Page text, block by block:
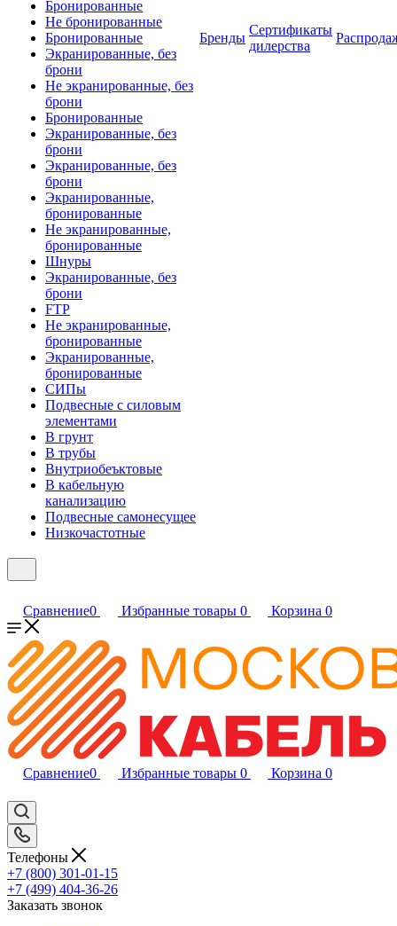
Бронированные
Не бронированные
Бронированные
Экранированные, без
брони
Не экранированные, без
брони
Бронированные
Экранированные, без
брони
Экранированные, без
брони
Экранированные,
бронированные
Не экранированные,
бронированные
Шнуры
Экранированные, без
брони
FTP
Не экранированные,
бронированные
Экранированные,
бронированные
СИПы
Подвесные с силовым
элементами
В грунт
В трубы
Внутриобеъктовые
В кабельную
канализацию
Подвесные самонесущее
Низкочастотные
Бренды
Сертификаты
дилерства
Сравнение0 Избранные товары 0 Корзина 0
Сравнение0 Избранные товары 0 Корзина 0
Телефоны
+7 (800) 301-01-15
+7 (499) 404-36-26
Заказать звонок